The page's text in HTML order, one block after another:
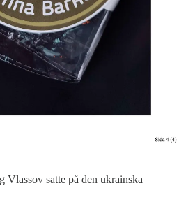
Vlassov satte på den ukrainska